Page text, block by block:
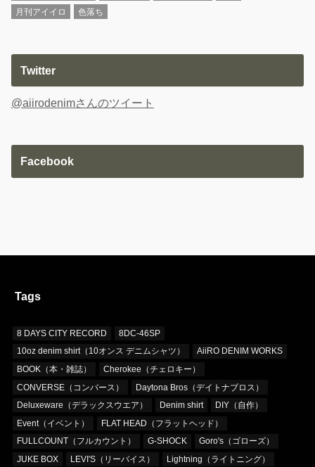
月刊アイイロ
色落ち
Twitter
@aiirodenimさんのツイート
Facebook
Tags
8 DAYS CITY RECORD
8DC-46SP
10oz denim shirt（10オンス デニムシャツ）
AiiRO DENIM WORKS
BOOK（本・雑誌）
Cherokee（チェロキー）
CONVERSE（コンバース）
Daytona Bros（デイトナブロス）
Deluxeware（デラックスウエア）
Denim shirt
DIY（自作）
Event（イベント）
FLAT HEAD（フラットヘッド）
FULLCOUNT（フルカウント）
G-SHOCK
Goro's（ゴローズ）
JUKE BOX
LEVI'S（リーバイス）
Lightning（ライトニング）